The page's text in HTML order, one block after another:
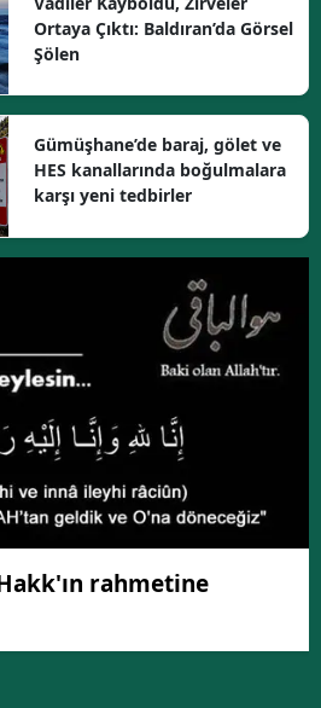
Ortaya Çıktı: Baldıran’da Görsel
Şölen
Gümüşhane’de baraj, gölet ve
HES kanallarında boğulmalara
karşı yeni tedbirler
rahmetine